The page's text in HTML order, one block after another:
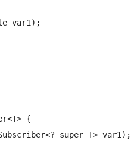
var1);
{
super T> var1);